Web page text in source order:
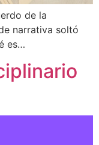
de la
narrativa soltó
es…